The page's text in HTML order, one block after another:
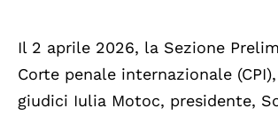
Il 2 aprile 2026, la Sezione
Corte penale internazionale
giudici Iulia Motoc, presidente,